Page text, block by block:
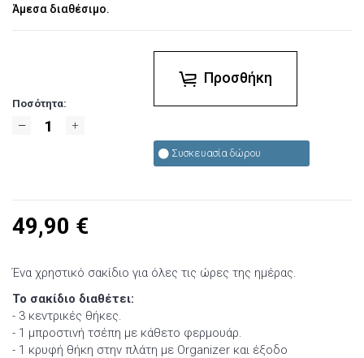
Άμεσα διαθέσιμο.
Ποσότητα:
Προσθήκη
Συσκευασία δώρου
49,90 €
Ένα χρηστικό σακίδιο για όλες τις ώρες της ημέρας.
Το σακίδιο διαθέτει:
- 3 κεντρικές θήκες.
- 1 μπροστινή τσέπη με κάθετο φερμουάρ.
- 1 κρυφή θήκη στην πλάτη με Organizer και έξοδο